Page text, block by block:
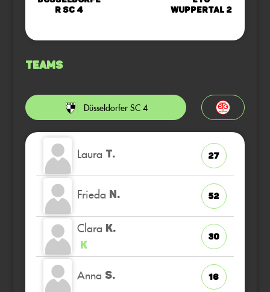
r SC 4
Wuppertal 2
Teams
Düsseldorfer SC 4
Laura T. 27
Frieda N. 52
Clara K.
K
30
Anna S. 16